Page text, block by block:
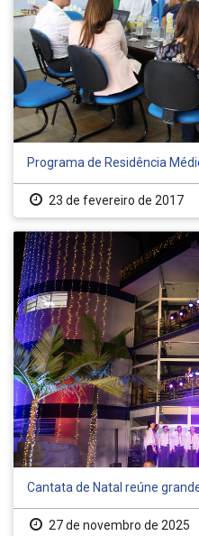
Programa de Residência
23 de fevereiro de 2017
Cantata de Natal reúne
27 de novembro de 2025